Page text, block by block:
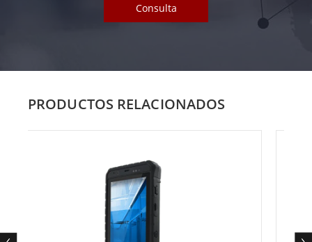
Consulta
PRODUCTOS RELACIONADOS